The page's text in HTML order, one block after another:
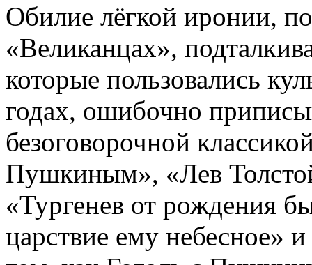
Обилие лёгкой иронии,
«Великанцах»,
которые пользовались
годах, ошибочно
безоговорочной
Пушкиным», «Лев
«Тургенев от рождения
царствие ему небесное»